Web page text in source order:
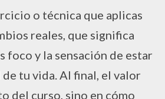
o técnica que aplicas
reales, que significa
foco y la sensación de estar
tu vida. Al final, el valor
del curso, sino en cómo